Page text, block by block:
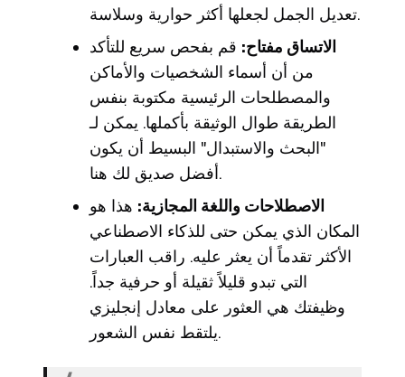
تعديل الجمل لجعلها أكثر حوارية وسلاسة.
الاتساق مفتاح: قم بفحص سريع للتأكد
من أن أسماء الشخصيات والأماكن
والمصطلحات الرئيسية مكتوبة بنفس
الطريقة طوال الوثيقة بأكملها. يمكن لـ
"البحث والاستبدال" البسيط أن يكون
أفضل صديق لك هنا.
الاصطلاحات واللغة المجازية: هذا هو
المكان الذي يمكن حتى للذكاء الاصطناعي
الأكثر تقدماً أن يعثر عليه. راقب العبارات
التي تبدو قليلاً ثقيلة أو حرفية جداً.
وظيفتك هي العثور على معادل إنجليزي
يلتقط نفس الشعور.